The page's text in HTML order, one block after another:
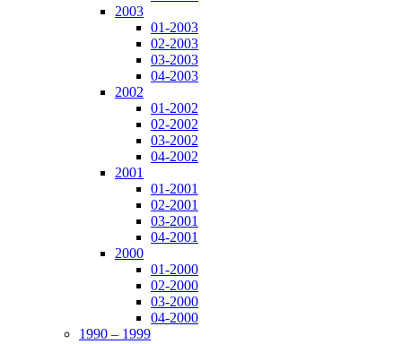
2003
01-2003
02-2003
03-2003
04-2003
2002
01-2002
02-2002
03-2002
04-2002
2001
01-2001
02-2001
03-2001
04-2001
2000
01-2000
02-2000
03-2000
04-2000
1990 – 1999